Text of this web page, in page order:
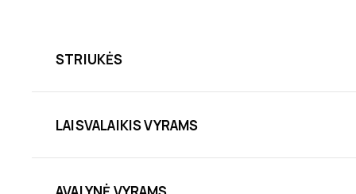
STRIUKĖS
LAISVALAIKIS VYRAMS